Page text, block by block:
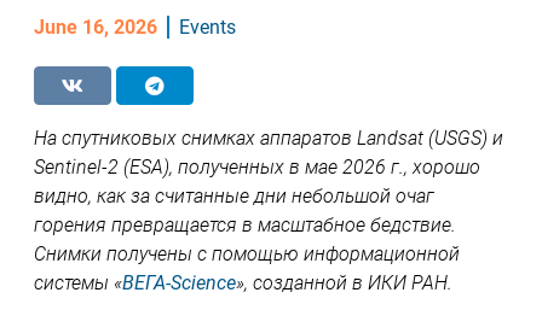
June 16, 2026 Events
На спутниковых снимках аппаратов Landsat(USGS) и
Sentinel-2 (ESA), полученных в мае 2026 г., хорошо
видно, как за считанные дни небольшой очаг
горения превращается в масштабное бедствие.
Снимки получены с помощью информационной
системы «ВЕГА-Science», созданной в ИКИ РАН.